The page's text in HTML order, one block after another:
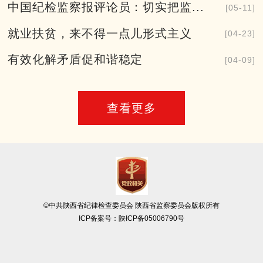
中国纪检监察报评论员：切实把监... [05-11]
就业扶贫，来不得一点儿形式主义 [04-23]
有效化解矛盾促和谐稳定 [04-09]
查看更多
©中共陕西省纪律检查委员会 陕西省监察委员会版权所有
ICP备案号： 陕ICP备05006790号